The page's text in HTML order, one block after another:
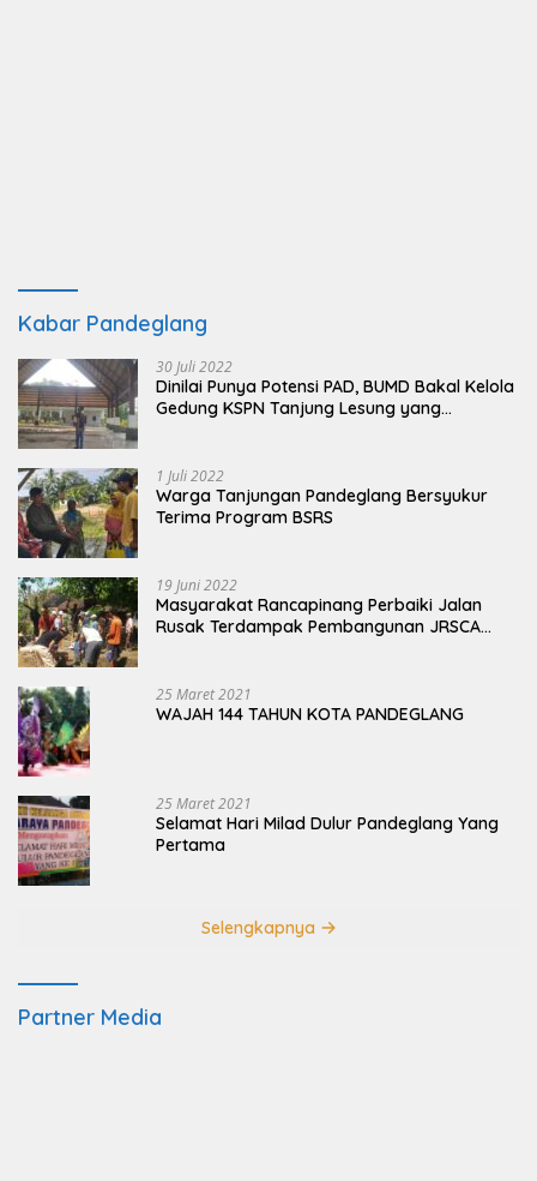
Kabar Pandeglang
30 Juli 2022
Dinilai Punya Potensi PAD, BUMD Bakal Kelola
Gedung KSPN Tanjung Lesung yang
1 Juli 2022
Warga Tanjungan Pandeglang Bersyukur
Terima Program BSRS
19 Juni 2022
Masyarakat Rancapinang Perbaiki Jalan
Rusak Terdampak Pembangunan JRSCA
25 Maret 2021
WAJAH 144 TAHUN KOTA PANDEGLANG
25 Maret 2021
Selamat Hari Milad Dulur Pandeglang Yang
Pertama
Selengkapnya
Partner Media